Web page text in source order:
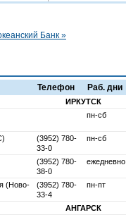
Банк »
Телефон Раб. дни
ИРКУТСК
пн-сб
(3952) 780-
33-0
пн-сб
(3952) 780-
38-0
ежедневно
(Ново-
(3952) 780-
33-4
пн-пт
АНГАРСК